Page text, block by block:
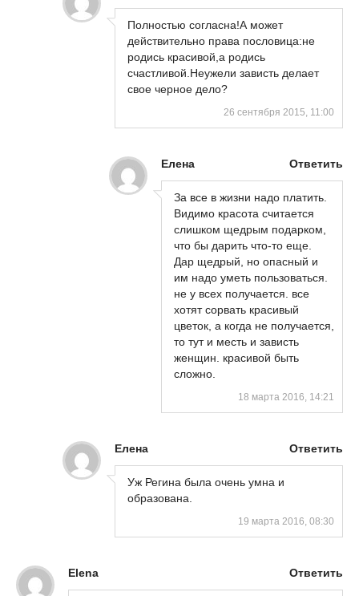
Полностью согласна!А может
действительно права пословица:не
родись красивой,а родись
счастливой.Неужели зависть делает
свое черное дело?
26 сентября 2015, 11:00
Елена Ответить
За все в жизни надо платить.
Видимо красота считается
слишком щедрым подарком,
что бы дарить что-то еще.
Дар щедрый, но опасный и
им надо уметь пользоваться.
не у всех получается. все
хотят сорвать красивый
цветок, а когда не получается,
то тут и месть и зависть
женщин. красивой быть
сложно.
18 марта 2016, 14:21
Елена Ответить
Уж Регина была очень умна и
образована.
19 марта 2016, 08:30
Elena Ответить